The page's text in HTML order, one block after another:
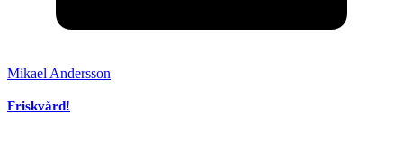
Mikael Andersson
Friskvård!